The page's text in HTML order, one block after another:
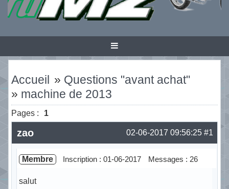
Accueil » Questions "avant achat"
» machine de 2013
Pages : 1
#1
02-06-2017 09:56:25
zao
Membre Inscription : 01-06-2017 Messages : 26
salut